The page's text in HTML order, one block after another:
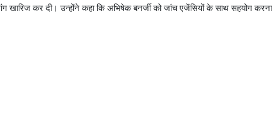
मांग खारिज कर दी। उन्होंने कहा कि अभिषेक बनर्जी को जांच एजेंसियों के साथ सहयोग